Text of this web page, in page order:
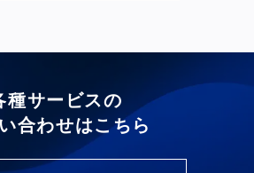
種サービスの
合わせはこちら